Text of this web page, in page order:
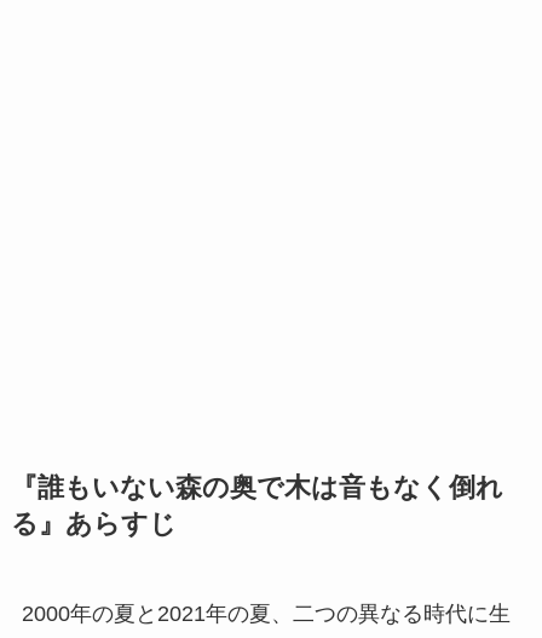
『誰もいない森の奥で木は音もなく倒れ
る』あらすじ
2000年の夏と2021年の夏、二つの異なる時代に生